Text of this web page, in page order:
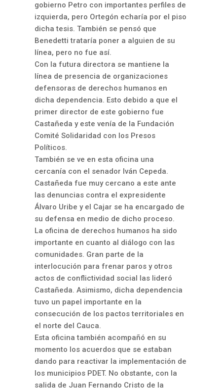
gobierno Petro con importantes perfiles de
izquierda, pero Ortegón echaría por el piso
dicha tesis. También se pensó que
Benedetti trataría poner a alguien de su
línea, pero no fue así.
Con la futura directora se mantiene la
línea de presencia de organizaciones
defensoras de derechos humanos en
dicha dependencia. Esto debido a que el
primer director de este gobierno fue
Castañeda y este venía de la Fundación
Comité Solidaridad con los Presos
Políticos.
También se ve en esta oficina una
cercanía con el senador Iván Cepeda.
Castañeda fue muy cercano a este ante
las denuncias contra el expresidente
Álvaro Uribe y el Cajar se ha encargado de
su defensa en medio de dicho proceso.
La oficina de derechos humanos ha sido
importante en cuanto al diálogo con las
comunidades. Gran parte de la
interlocución para frenar paros y otros
actos de conflictividad social las lideró
Castañeda. Asimismo, dicha dependencia
tuvo un papel importante en la
consecución de los pactos territoriales en
el norte del Cauca.
Esta oficina también acompañó en su
momento los acuerdos que se estaban
dando para reactivar la implementación de
los municipios PDET. No obstante, con la
salida de Juan Fernando Cristo de la